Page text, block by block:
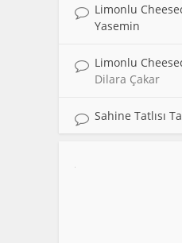
Limonlu
Yasemin
Limonlu
Dilara Çakar
Sahine Tatlısı